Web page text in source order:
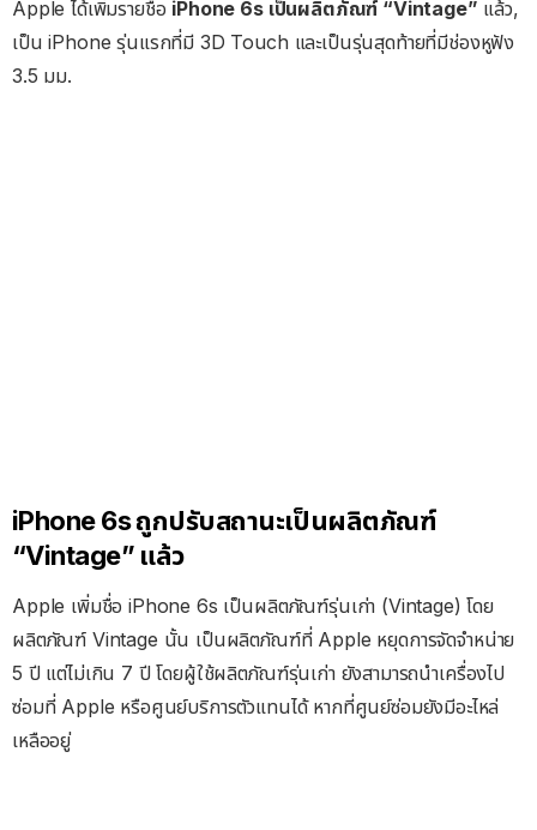
Apple ได้เพิ่มรายชื่อ iPhone 6s เป็นผลิตภัณฑ์ “Vintage” แล้ว,
เป็น iPhone รุ่นแรกที่มี 3D Touch และเป็นรุ่นสุดท้ายที่มีช่องหูฟัง
3.5 มม.
iPhone 6s ถูกปรับสถานะเป็นผลิตภัณฑ์
“Vintage” แล้ว
Apple เพิ่มชื่อ iPhone 6s เป็นผลิตภัณฑ์รุ่นเก่า (Vintage) โดย
ผลิตภัณฑ์ Vintage นั้น เป็นผลิตภัณฑ์ที่ Apple หยุดการจัดจำหน่าย
5 ปี แต่ไม่เกิน 7 ปี โดยผู้ใช้ผลิตภัณฑ์รุ่นเก่า ยังสามารถนำเครื่องไป
ซ่อมที่ Apple หรือศูนย์บริการตัวแทนได้ หากที่ศูนย์ซ่อมยังมีอะไหล่
เหลืออยู่